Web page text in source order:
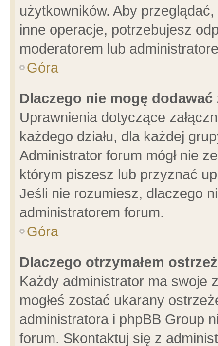
użytkowników. Aby
inne operacje, potrzebujesz
moderatorem lub
Góra
Dlaczego nie mogę dodawać
Uprawnienia dotyczące
każdego działu, dla każdej
Administrator forum mógł nie
którym piszesz lub przyznać
Jeśli nie rozumiesz, dlaczego
administratorem forum.
Góra
Dlaczego otrzymałem
Każdy administrator ma swoje
mogłeś zostać ukarany
administratora i phpBB Group
forum. Skontaktuj się z